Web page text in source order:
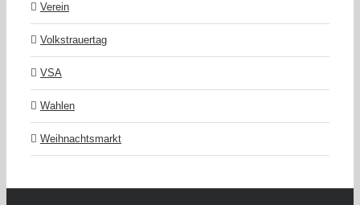
Verein
Volkstrauertag
VSA
Wahlen
Weihnachtsmarkt